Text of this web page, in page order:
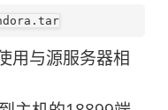
.tar
用与源服务器相